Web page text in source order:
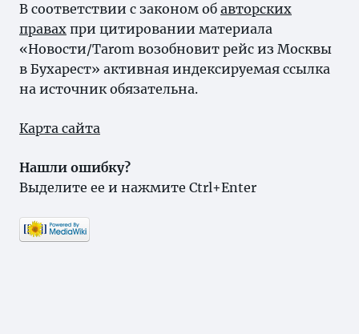
В соответствии с законом об авторских
правах при цитировании материала
«Новости/Tarom возобновит рейс из Москвы
в Бухарест» активная индексируемая ссылка
на источник обязательна.
Карта сайта
Нашли ошибку?
Выделите ее и нажмите Ctrl+Enter